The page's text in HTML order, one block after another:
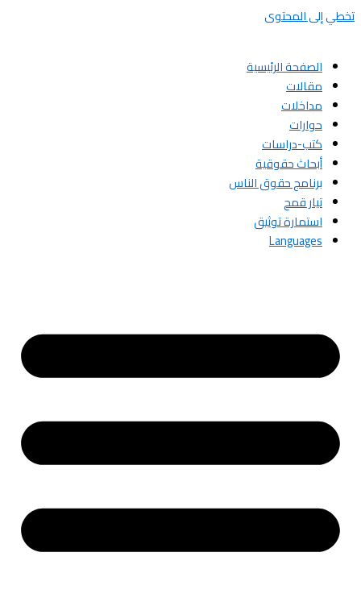
تخطي إلى المحتوى
الصفحة الرئيسية
مقالات
مداخلات
حوارات
كتب-دراسات
أبحاث حقوقية
برنامج حقوق الناس
تيار قمح
استمارة توثيق
Languages